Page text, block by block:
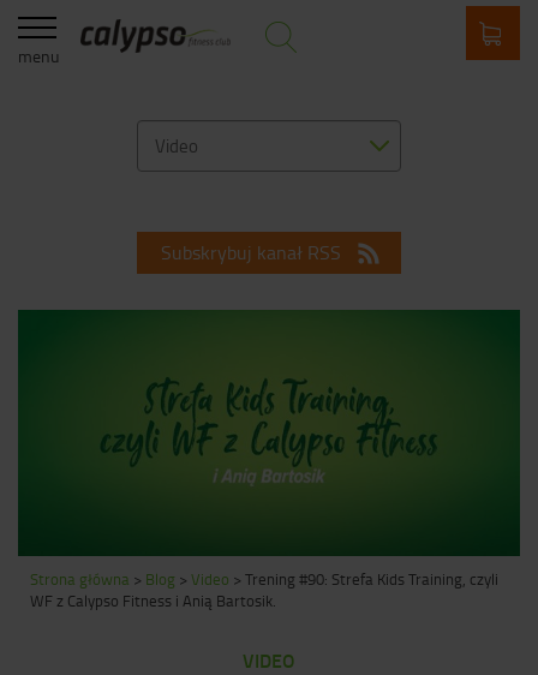
menu
Video
Subskrybuj kanał RSS
Strona główna > Blog > Video > Trening #90: Strefa Kids Training, czyli
WF z Calypso Fitness i Anią Bartosik.
VIDEO